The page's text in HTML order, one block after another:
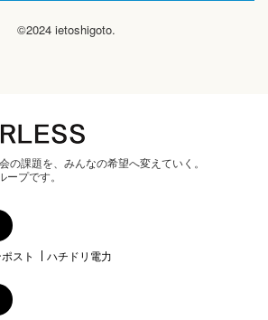
©2024 ietoshigoto.
の課題を、みんなの希望へ変えていく。
プです。
スト ハチドリ電力